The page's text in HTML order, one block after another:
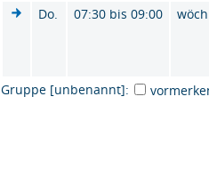
Do. 07:30 bis 09:00
Gruppe [unbenannt]: